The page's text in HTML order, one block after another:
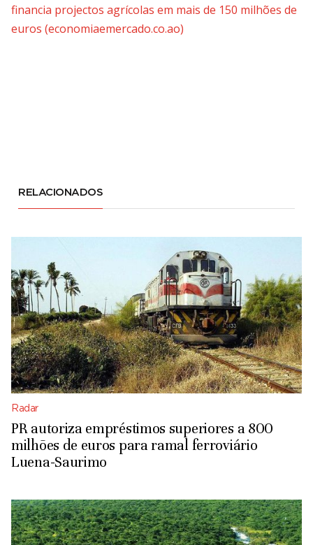
financia projectos agrícolas em mais de 150 milhões de
euros (economiaemercado.co.ao)
RELACIONADOS
Radar
PR autoriza empréstimos superiores a 800
milhões de euros para ramal ferroviário
Luena-Saurimo